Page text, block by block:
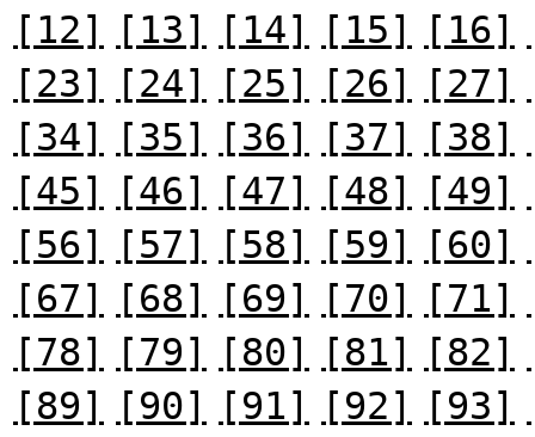
[12]
[13] [14] [15] [16]
[23]
[24] [25] [26] [27]
[34]
[35] [36] [37] [38]
[45]
[46] [47] [48] [49]
[56]
[57] [58] [59] [60]
[67]
[68] [69] [70] [71]
[78]
[79] [80] [81] [82]
[89]
[90] [91] [92] [93]